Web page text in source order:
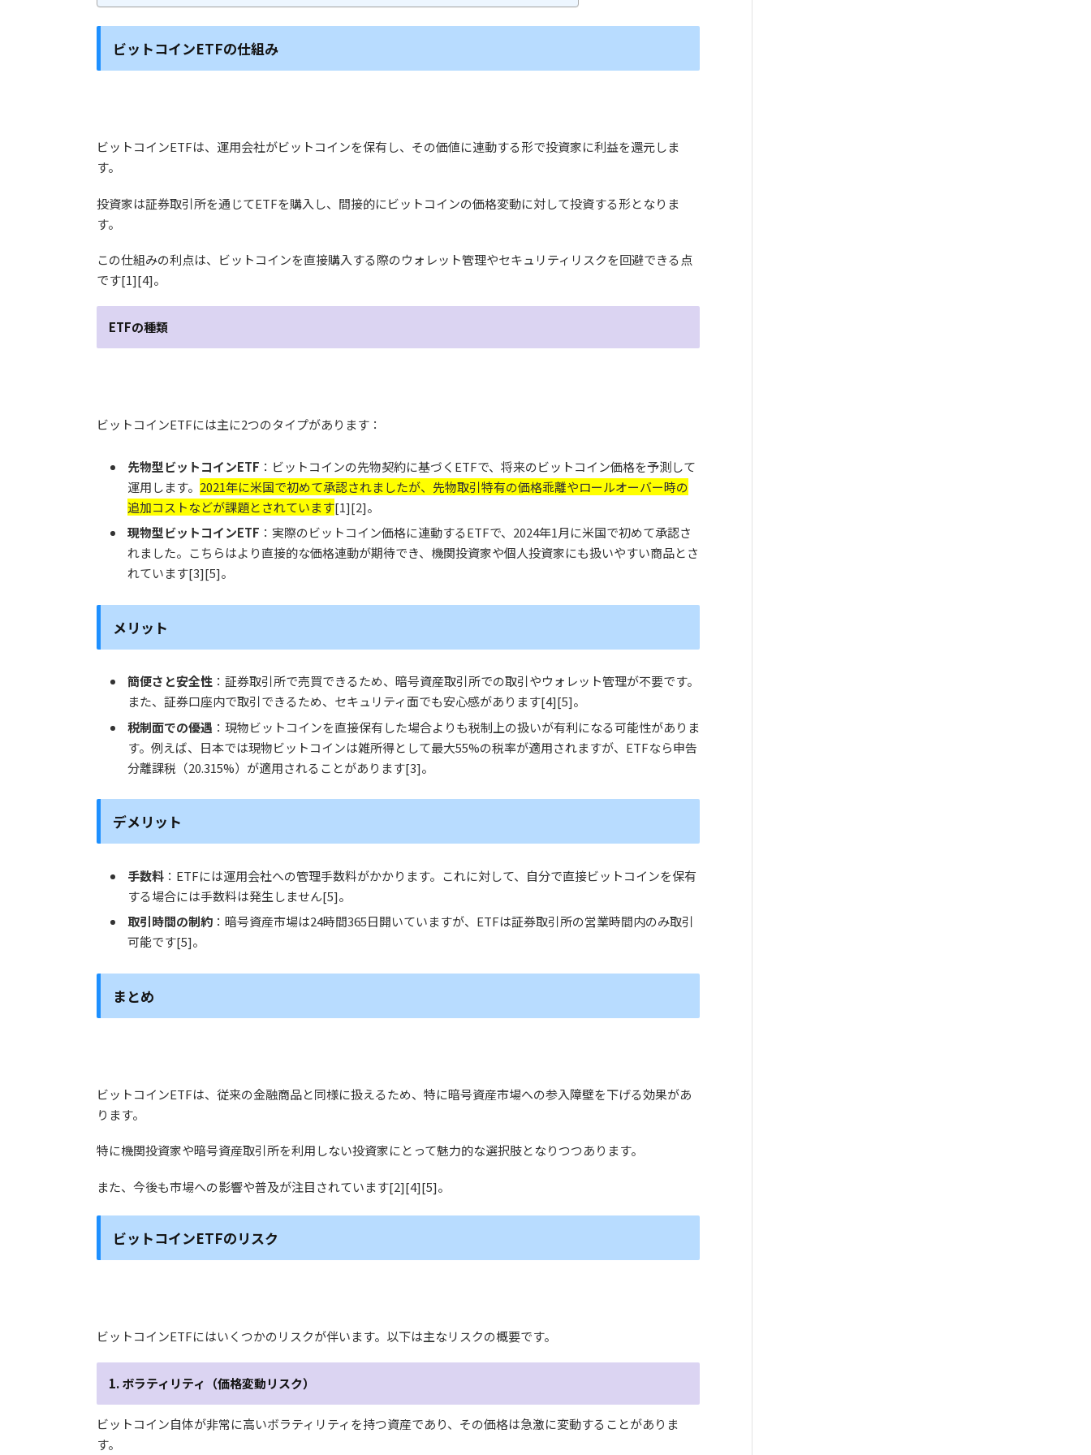
ビットコインETFの仕組み
ビットコインETFは、運用会社がビットコインを保有し、その価値に連動する形で投資家に利益を還元しま
す。
投資家は証券取引所を通じてETFを購入し、間接的にビットコインの価格変動に対して投資する形となりま
す。
この仕組みの利点は、
ビットコインを直接購入する際のウォレット管理やセキュリティリスクを回避できる点
です[1][4]。
ETFの種類
ビットコインETFには主に2つのタイプがあります：
先物型ビットコインETF ：ビットコインの先物契約に基づくETFで、将来のビットコイン価格を予測して
運用します。 2021年に米国で初めて承認されましたが、先物取引特有の価格乖離やロールオーバー時の
追加コストなどが課題とされています[1][2]。
現物型ビットコインETF ：実際のビットコイン価格に連動するETFで、2024年1月に米国で初めて承認さ
れました。こちらはより直接的な価格連動が期待でき、機関投資家や個人投資家にも扱いやすい商品とさ
れています[3][5]。
メリット
簡便さと安全性：証券取引所で売買できるため、暗号資産取引所での取引やウォレット管理が不要です。
また、 証券口座内で取引できるため、セキュリティ面でも安心感があります[4][5]。
税制面での優遇 ：現物ビットコインを直接保有した場合よりも税制上の扱いが有利になる可能性がありま
す。例えば、日本では現物ビットコインは雑所得として最大55%の税率が適用されますが、ETFなら申告
分離課税（20.315%）が適用されることがあります[3]。
デメリット
手数料：ETFには運用会社への管理手数料がかかります。これに対して、自分で直接ビットコインを保有
する場合には手数料は発生しません[5]。
取引時間の制約：暗号資産市場は24時間365日開いていますが、 ETFは証券取引所の営業時間内のみ取引
可能です[5]。
まとめ
ビットコインETFは、従来の金融商品と同様に扱えるため、特に暗号資産市場への参入障壁を下げる効果があ
ります。
特に機関投資家や暗号資産取引所を利用しない投資家にとって魅力的な選択肢となりつつあります。
また、今後も市場への影響や普及が注目されています[2][4][5]。
ビットコインETFのリスク
ビットコインETFにはいくつかのリスクが伴います。以下は主なリスクの概要です。
1. ボラティリティ（価格変動リスク）
ビットコイン自体が非常に高いボラティリティを持つ資産であり、その価格は急激に変動することがありま
す。